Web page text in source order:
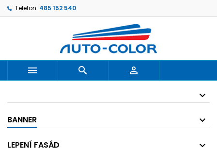
Telefon: 485 152 540
  
BANNER
LEPENÍ FASÁD